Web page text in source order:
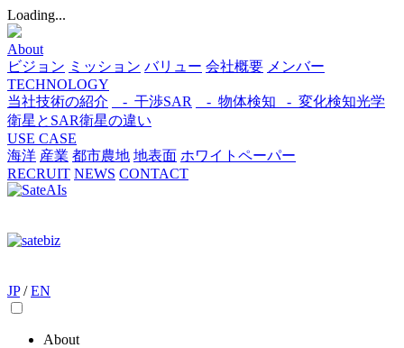
Loading...
About
ビジョン ミッション バリュー 会社概要 メンバー
TECHNOLOGY
当社技術の紹介
- 干渉SAR - 物体検知​ - 変化検知​光学
衛星とSAR衛星の違い
USE CASE
海洋 産業 都市​農地 地表面 ホワイトペーパー
RECRUIT NEWS CONTACT
JP / EN
About